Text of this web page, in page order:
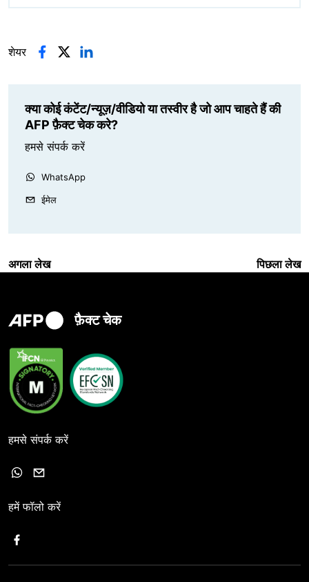
शेयर
क्या कोई कंटेंट/न्यूज़/वीडियो या तस्वीर है जो आप चाहते हैं की
AFP फ़ैक्ट चेक करे?
हमसे संपर्क करें
WhatsApp
ईमेल
अगला लेख पिछला लेख
फ़ैक्ट चेक
हमसे संपर्क करें
हमें फॉलो करें